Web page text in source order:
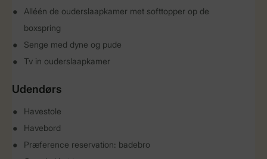
Alléén de ouderslaapkamer met softtopper op de
boxspring
Senge med dyne og pude
Tv in ouderslaapkamer
Udendørs
Havestole
Havebord
Præference reservation: badebro